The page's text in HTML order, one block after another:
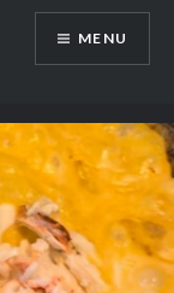
MENU